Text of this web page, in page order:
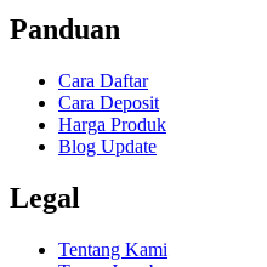
Panduan
Cara Daftar
Cara Deposit
Harga Produk
Blog Update
Legal
Tentang Kami